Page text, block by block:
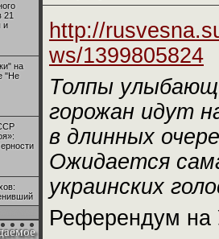
21
и
на
"Не
http://
ws/1399805824
Толпы
горожан идут
в длинных
Ожидается
украинских
Референдум на